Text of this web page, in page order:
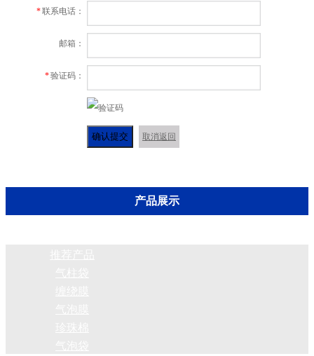
*联系电话：
邮箱：
*验证码：
确认提交 取消返回
产品展示